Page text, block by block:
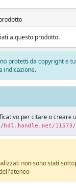
a questo prodotto.
protetti da copyright e
indicazione.
per citare o creare
11573/
non sono stati